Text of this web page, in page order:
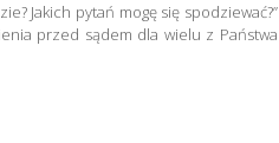
Jakich pytań mogę się spodziewać?”
przed sądem dla wielu z Państwa